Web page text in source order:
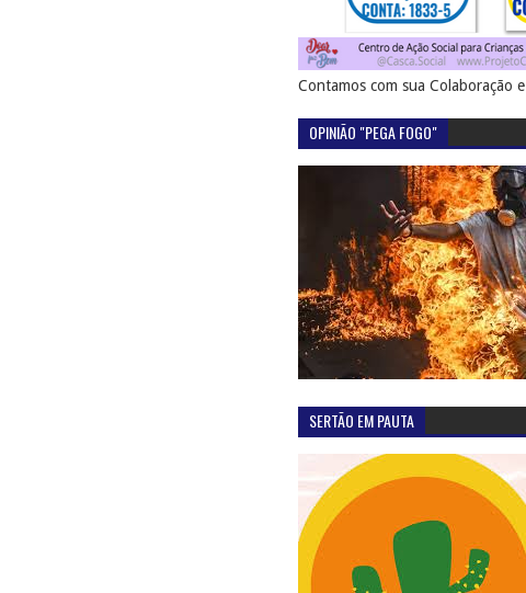
Contamos com sua Colaboração
OPINIÃO "PEGA FOGO"
SERTÃO EM PAUTA